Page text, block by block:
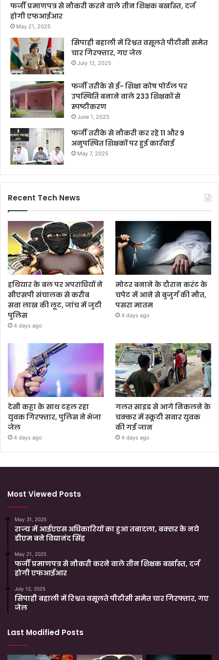
फर्जी प्रमाणपत्र से नौकरी करने वाले तीन शिक्षक बर्खास्त, दर्ज
होगी एफआईआर
May 21, 2025
सिपाही बहाली में रिश्वत वसूलते पीटीसी समेत
चार गिरफ्तार, गए जेल
July 12, 2025
फर्जी तरीके से ई- शिक्षा कोष पोर्टल पर
उपस्थिति बनाने वाले 233 शिक्षकों से
स्पष्टीकरण
June 1, 2025
फर्जी तरीके से नौकरी कर रहे 11 और 9
अनुपस्थित शिक्षकों पर हुई कार्रवाई
May 7, 2025
Recent Tech News
हथियार के बल पर अपराधियों ने
सीएसपी संचालक से करीब
सवा लाख की लूट, जांच में जुटी
पुलिस
4 days ago
मोटर बनाने के दौरान करंट के
चपेट में आने से बुजुर्ग की मौत,
पसरा मातम
4 days ago
देसी कट्टा के साथ टहल रहा
युवक गिरफ्तार, पुलिस ने भेजा
जेल
4 days ago
गलत साइड से आगे निकलने के
चक्कर में स्कूटी सवार युवक
की गई जान
4 days ago
Most Viewed Posts
May 31, 2025
राज्य में आईएएस अधिकारियों का हुआ तबादला, बक्सर के नये
डीएम बने विद्यानंद सिंह
May 21, 2025
फर्जी प्रमाणपत्र से नौकरी करने वाले तीन शिक्षक बर्खास्त, दर्ज
होगी एफआईआर
July 12, 2025
सिपाही बहाली में रिश्वत वसूलते पीटीसी समेत चार गिरफ्तार, गए
जेल
Last Modified Posts